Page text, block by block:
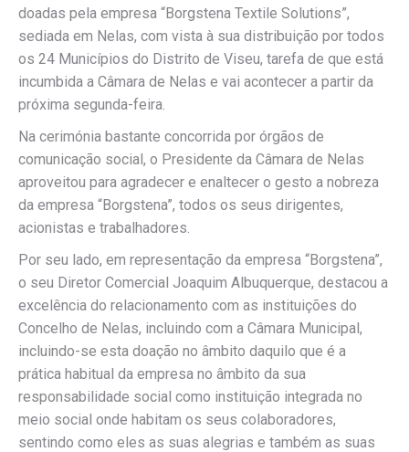
doadas pela empresa “Borgstena Textile Solutions”,
sediada em Nelas, com vista à sua distribuição por todos
os 24 Municípios do Distrito de Viseu, tarefa de que está
incumbida a Câmara de Nelas e vai acontecer a partir da
próxima segunda-feira.
Na cerimónia bastante concorrida por órgãos de
comunicação social, o Presidente da Câmara de Nelas
aproveitou para agradecer e enaltecer o gesto a nobreza
da empresa “Borgstena”, todos os seus dirigentes,
acionistas e trabalhadores.
Por seu lado, em representação da empresa “Borgstena”,
o seu Diretor Comercial Joaquim Albuquerque, destacou a
excelência do relacionamento com as instituições do
Concelho de Nelas, incluindo com a Câmara Municipal,
incluindo-se esta doação no âmbito daquilo que é a
prática habitual da empresa no âmbito da sua
responsabilidade social como instituição integrada no
meio social onde habitam os seus colaboradores,
sentindo como eles as suas alegrias e também as suas